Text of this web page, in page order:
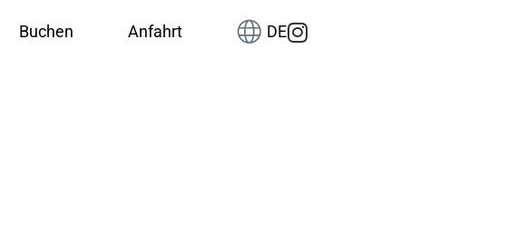
Buchen Anfahrt DE